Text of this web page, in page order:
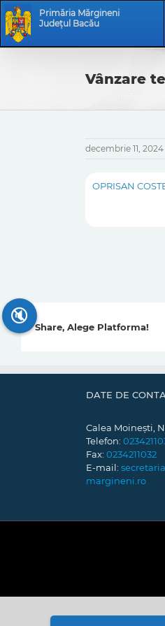
Skip
to
content
Skip
Navigation
Primăria Mărgineni
Județul Bacău
Vânzare
decembrie 11, 2024
OPRISAN
Share, Alege Platforma!
DATE DE
Calea Moinești,
Telefon:
Fax: 0234211032
E-mail:
margineni.ro
🔇